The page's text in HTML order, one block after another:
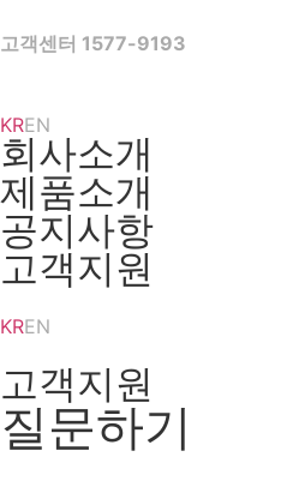
to
고객센터 1577-9193
KREN
회사소개
제품소개
공지사항
고객지원
KREN
고객지원
질문하기